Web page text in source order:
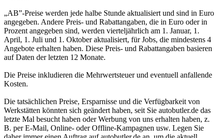
„AB”-Preise werden jede halbe Stunde aktualisiert und sind in Euro
angegeben. Andere Preis- und Rabattangaben, die in Euro oder in
Prozent angegeben sind, werden vierteljährlich am 1. Januar, 1.
April, 1. Juli und 1. Oktober aktualisiert, für Jobs, die mindestens 4
Angebote erhalten haben. Diese Preis- und Rabattangaben basieren
auf Daten der letzten 12 Monate.
Die Preise inkludieren die Mehrwertsteuer und eventuell anfallende
Kosten.
Die tatsächlichen Preise, Ersparnisse und die Verfügbarkeit von
Werkstätten könnten sich geändert haben, seit Sie autobutler.de das
letzte Mal besucht haben oder Werbung von uns erhalten haben, z.
B. per E-Mail, Online- oder Offline-Kampagnen usw. Legen Sie